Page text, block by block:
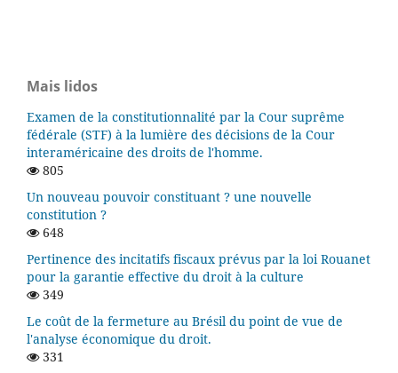
Mais lidos
Examen de la constitutionnalité par la Cour suprême
fédérale (STF) à la lumière des décisions de la Cour
interaméricaine des droits de l'homme.
805
Un nouveau pouvoir constituant ? une nouvelle
constitution ?
648
Pertinence des incitatifs fiscaux prévus par la loi Rouanet
pour la garantie effective du droit à la culture
349
Le coût de la fermeture au Brésil du point de vue de
l'analyse économique du droit.
331